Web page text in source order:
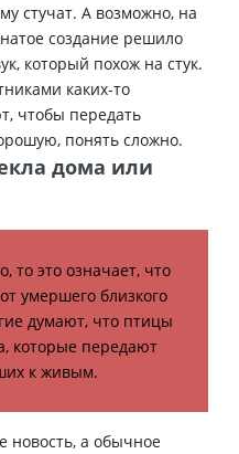
стучат. А возможно, на
создание решило
который похож на стук.
каких-то
чтобы передать
понять сложно.
дома или
то это означает, что
умершего близкого
думают, что птицы
которые передают
к живым.
новость, а обычное